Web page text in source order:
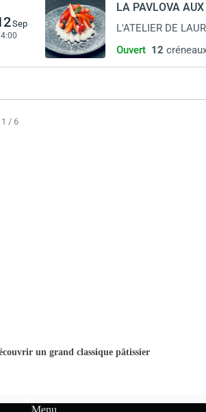
Sep
LA PAVLOVA
L'ATELIER DE
Ouvert 12
1 / 6
un grand classique pâtissier